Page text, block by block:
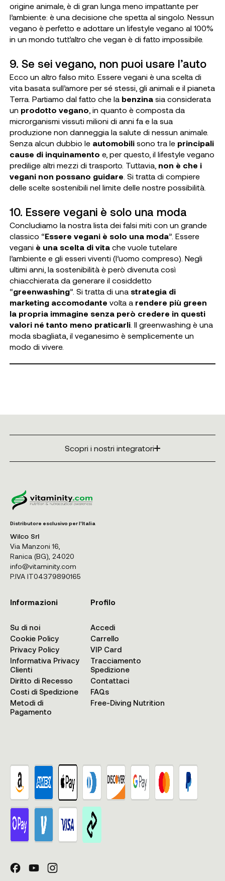
origine animale, è di gran lunga meno impattante per
l’ambiente: è una decisione che spetta al singolo. Nessun
vegano è perfetto e adottare un lifestyle vegano al 100%
in un mondo tutt’altro che vegan è di fatto impossibile.
9. Se sei vegano, non puoi usare l’auto
Ecco un altro falso mito. Essere vegani è una scelta di
vita basata sull’amore per sé stessi, gli animali e il pianeta
Terra. Partiamo dal fatto che la benzinasia considerata
un prodotto vegano , in quanto è composta da
microrganismi vissuti milioni di anni fa e la sua
produzione non danneggia la salute di nessun animale.
Senza alcun dubbio leautomobilisono tra le principali
cause di inquinamento e, per questo, il lifestyle vegano
predilige altri mezzi di trasporto. Tuttavia, non è che i
vegani non possano guidare . Si tratta di compiere
delle scelte sostenibili nel limite delle nostre possibilità.
10. Essere vegani è solo una moda
Concludiamo la nostra lista dei falsi miti con un grande
classico “Essere vegani è solo una moda”. Essere
vegani è una scelta di vitache vuole tutelare
l’ambiente e gli esseri viventi (l’uomo compreso). Negli
ultimi anni, la sostenibilità è però divenuta così
chiacchierata da generare il cosiddetto
“greenwashing”. Si tratta di una strategia di
marketing accomodante volta a rendere più green
la propria immagine senza però credere in questi
valori né tanto meno praticarli. Il greenwashing è una
moda sbagliata, il veganesimo è semplicemente un
modo di vivere.
Scopri i nostri integratori
Distributore esclusivo per l'Italia
Wilco Srl
Via Manzoni 16,
Ranica (BG), 24020
info@vitaminity.com
P.IVA IT04379890165
Informazioni
Su di noi
Cookie Policy
Privacy Policy
Informativa Privacy
Clienti
Diritto di Recesso
Costi di Spedizione
Metodi di
Pagamento
Profilo
Accedi
Carrello
VIP Card
Tracciamento
Spedizione
Contattaci
FAQs
Free-Diving Nutrition